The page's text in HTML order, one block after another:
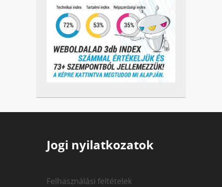
Jogi nyilatkozatok
Felhasználási feltételek